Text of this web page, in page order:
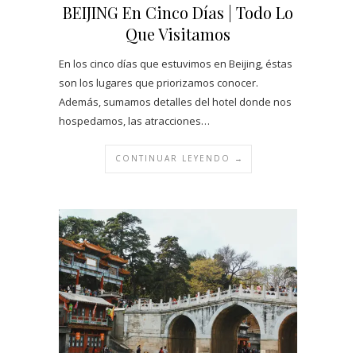
BEIJING En Cinco Días | Todo Lo
Que Visitamos
En los cinco días que estuvimos en Beijing, éstas
son los lugares que priorizamos conocer.
Además, sumamos detalles del hotel donde nos
hospedamos, las atracciones…
CONTINUAR LEYENDO →